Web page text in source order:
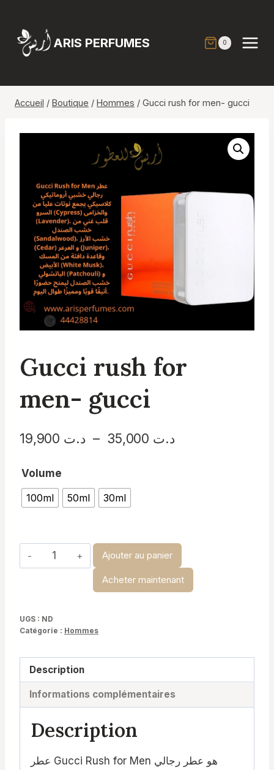
contenu
ARIS PERFUMES 0
Accueil / Boutique / Hommes / Gucci rush for men- gucci
Gucci rush for
men- gucci
د.ت – د.تPlage
Volume
100ml
50ml 30ml
quantité
de
for
men-
Ajouter au panier
Acheter maintenant
UGS : ND
Catégorie : Hommes
Description
Informations complémentaires
Description
عطر Gucci Rush for Men هو عطر رجالي